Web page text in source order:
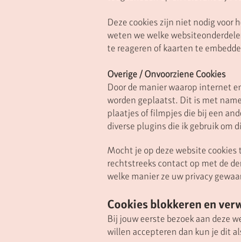
Deze cookies zijn niet nodig voor
weten we welke
te reageren of kaarten te
Overige / Onvoorziene Cookies
Door de manier waarop internet
worden geplaatst. Dit is met
plaatjes of filmpjes die bij een
diverse plugins die ik gebruik om
Mocht je op deze website
rechtstreeks contact op met de
welke manier ze uw privacy
Cookies blokkeren en
Bij jouw eerste bezoek aan deze
willen accepteren dan kun je dit